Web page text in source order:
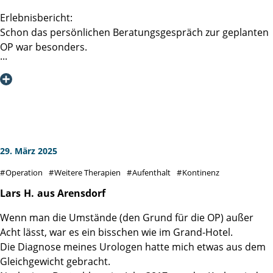
Erlebnisbericht:
Schon das persönlichen Beratungsgespräch zur geplanten
OP war besonders.
Frau Prof. Dr. D. Tilki wusste bestens, über meine im
Vorfeld eingereichten Befunde (Biopsie,
von mir präferierte Operationsmethode stehen. Das
vertrauensvoll, es wurde aber auch gescherzt und gelacht.
Herzlichen Dank hierfür.
Nach dieser Beratung blickte ich voll Zuversicht und mit
noch mehr Vertrauen auf die anstehende OP.
Damit war aber auch die Erwartungshaltung an den
29. März 2025
Operation Weitere Therapien Aufenthalt Kontinenz
Lars H. aus Arensdorf
Wenn man die Umstände (den Grund für die OP) außer
Acht lässt, war es ein bisschen wie im Grand-Hotel.
Die Diagnose meines Urologen hatte mich etwas aus dem
Gleichgewicht gebracht.